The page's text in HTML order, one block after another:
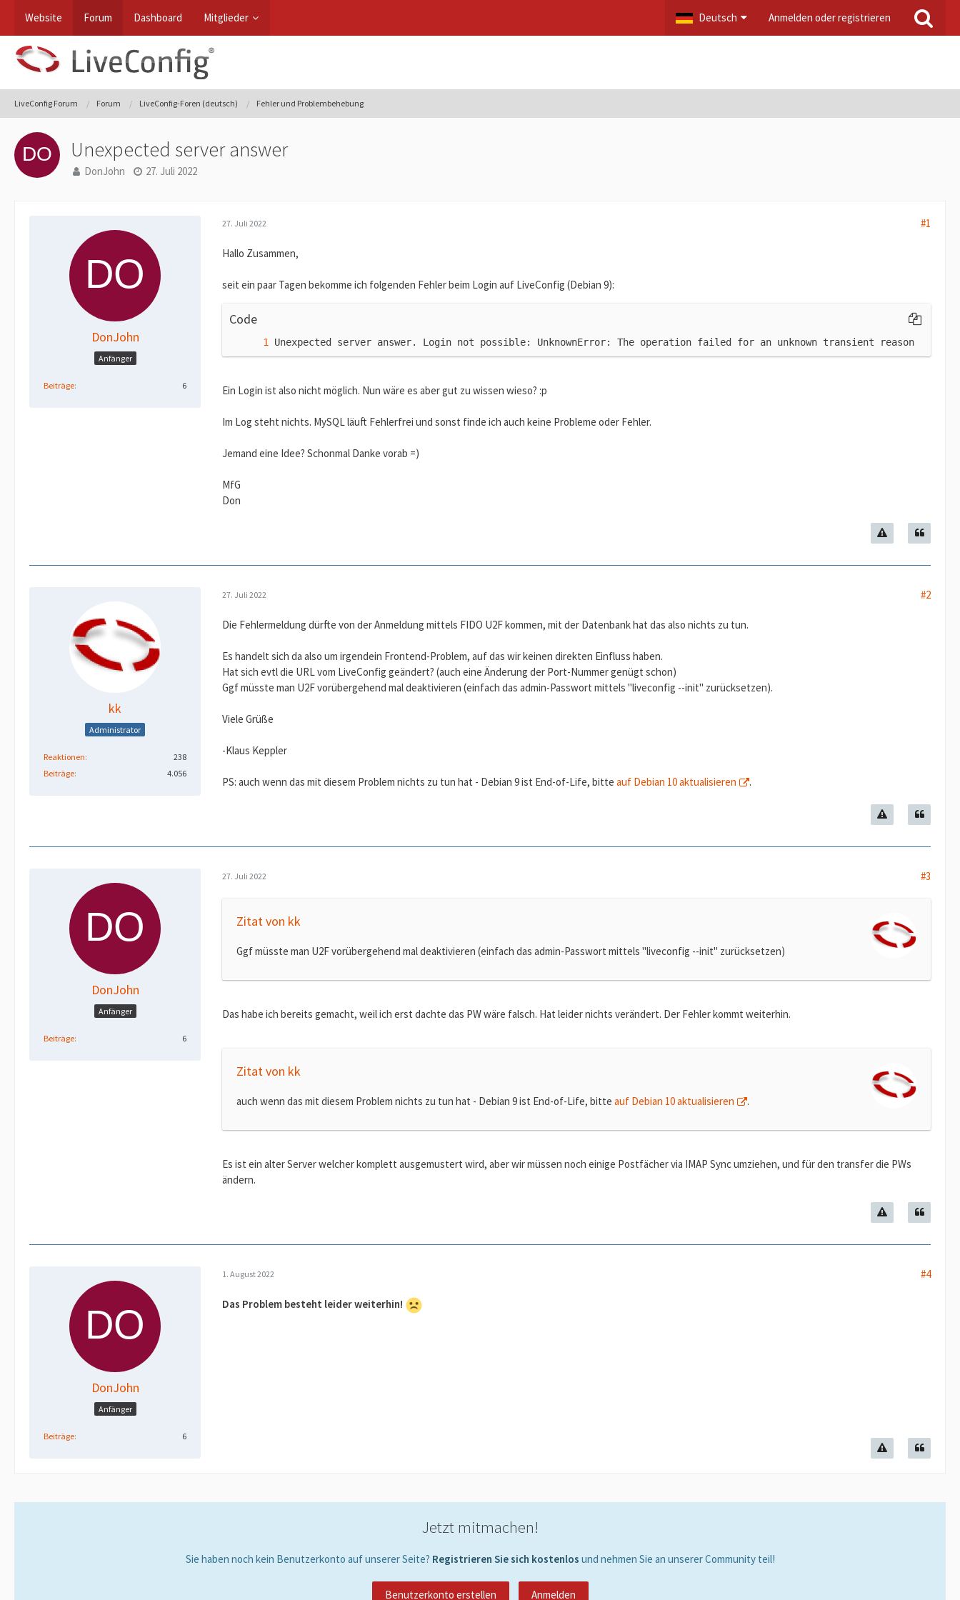
Website Forum Dashboard Mitglieder Deutsch Anmelden oder registrieren
LiveConfig Forum Forum LiveConfig-Foren (deutsch) Fehler und Problembehebung
Unexpected server answer
DonJohn 27. Juli 2022
DonJohn
Anfänger
Beiträge 6
27. Juli 2022 #1
Hallo Zusammen,
seit ein paar Tagen bekomme ich folgenden Fehler beim Login auf LiveConfig (Debian 9):
Code
Unexpected server answer. Login not possible: UnknownError: The operation failed for an unknown transient reason
Ein Login ist also nicht möglich. Nun wäre es aber gut zu wissen wieso? :p
Im Log steht nichts. MySQL läuft Fehlerfrei und sonst finde ich auch keine Probleme oder Fehler.
Jemand eine Idee? Schonmal Danke vorab =)
MfG
Don
kk
Administrator
Reaktionen
238
Beiträge
4.056
27. Juli 2022 #2
Die Fehlermeldung dürfte von der Anmeldung mittels FIDO U2F kommen, mit der Datenbank hat das also nichts zu tun.
Es handelt sich da also um irgendein Frontend-Problem, auf das wir keinen direkten Einfluss haben.
Hat sich evtl die URL vom LiveConfig geändert? (auch eine Änderung der Port-Nummer genügt schon)
Ggf müsste man U2F vorübergehend mal deaktivieren (einfach das admin-Passwort mittels "liveconfig --init" zurücksetzen).
Viele Grüße
-Klaus Keppler
PS: auch wenn das mit diesem Problem nichts zu tun hat - Debian 9 ist End-of-Life, bitte auf Debian 10 aktualisieren .
DonJohn
Anfänger
Beiträge 6
27. Juli 2022 #3
Zitat von kk
Ggf müsste man U2F vorübergehend mal deaktivieren (einfach das admin-Passwort mittels "liveconfig --init" zurücksetzen)
Das habe ich bereits gemacht, weil ich erst dachte das PW wäre falsch. Hat leider nichts verändert. Der Fehler kommt weiterhin.
Zitat von kk
auch wenn das mit diesem Problem nichts zu tun hat - Debian 9 ist End-of-Life, bitte auf Debian 10 aktualisieren .
Es ist ein alter Server welcher komplett ausgemustert wird, aber wir müssen noch einige Postfächer via IMAP Sync umziehen, und für den transfer die PWs
ändern.
DonJohn
Anfänger
Beiträge 6
1. August 2022 #4
Das Problem besteht leider weiterhin!
Jetzt mitmachen!
Sie haben noch kein Benutzerkonto auf unserer Seite? Registrieren Sie sich kostenlos und nehmen Sie an unserer Community teil!
Benutzerkonto erstellen Anmelden